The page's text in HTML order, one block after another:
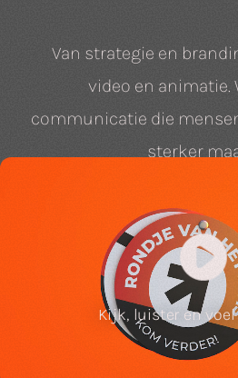
Van strategie en
video en animatie.
communicatie die
sterker
Huisstijl
Animatie